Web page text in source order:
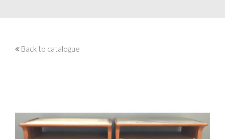
Back to catalogue